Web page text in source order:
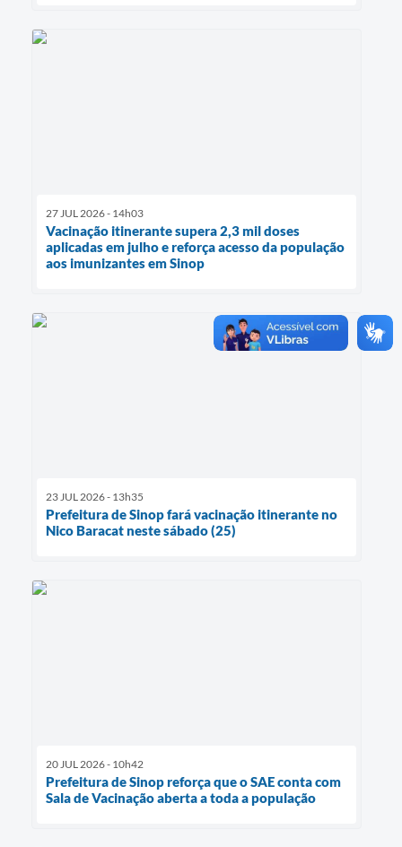
27 JUL 2026 - 14h03
Vacinação itinerante supera 2,3 mil doses
aplicadas em julho e reforça acesso da população
aos imunizantes em Sinop
23 JUL 2026 - 13h35
Prefeitura de Sinop fará vacinação itinerante no
Nico Baracat neste sábado (25)
20 JUL 2026 - 10h42
Prefeitura de Sinop reforça que o SAE conta com
Sala de Vacinação aberta a toda a população